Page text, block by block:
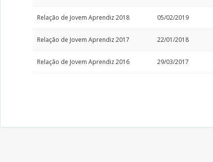
Relação de Jovem Aprendiz 2018 05/02/2019
Relação de Jovem Aprendiz 2017 22/01/2018
Relação de Jovem Aprendiz 2016 29/03/2017